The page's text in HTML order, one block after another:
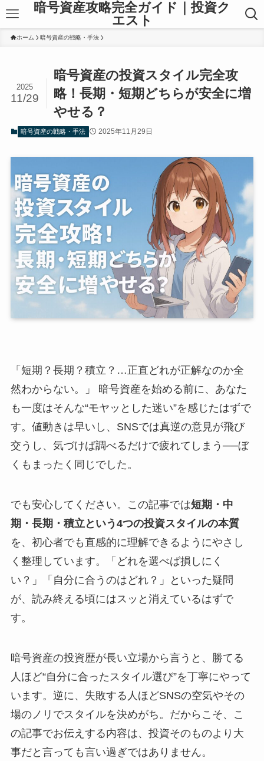
暗号資産攻略完全ガイド｜投資ク
エスト
ホーム 暗号資産の戦略・手法
暗号資産の投資スタイル完全攻
略！長期・短期どちらが安全に増
やせる？
2025
11/29
暗号資産の戦略・手法 2025年11月29日
「短期？長期？積立？…正直どれが正解なのか全
然わからない。」 暗号資産を始める前に、あなた
も一度はそんな“モヤッとした迷い”を感じたはずで
す。値動きは早いし、SNSでは真逆の意見が飛び
交うし、気づけば調べるだけで疲れてしまう──ぼ
くもまったく同じでした。
でも安心してください。この記事では短期・中
期・長期・積立という4つの投資スタイルの本質
を、初心者でも直感的に理解できるようにやさし
く整理しています。「どれを選べば損しにく
い？」「自分に合うのはどれ？」といった疑問
が、読み終える頃にはスッと消えているはずで
す。
暗号資産の投資歴が長い立場から言うと、勝てる
人ほど“自分に合ったスタイル選び”を丁寧にやって
います。逆に、失敗する人ほどSNSの空気やその
場のノリでスタイルを決めがち。だからこそ、こ
の記事でお伝えする内容は、投資そのものより大
事だと言っても言い過ぎではありません。